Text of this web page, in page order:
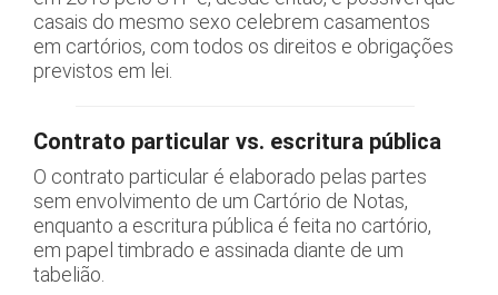
casais do mesmo sexo celebrem casamentos
em cartórios, com todos os direitos e obrigações
previstos em lei.
Contrato particular vs. escritura pública
O contrato particular é elaborado pelas partes
sem envolvimento de um Cartório de Notas,
enquanto a escritura pública é feita no cartório,
em papel timbrado e assinada diante de um
tabelião.